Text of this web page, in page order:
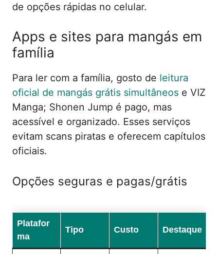
de opções rápidas no celular.
Apps e sites para mangás em
família
Para ler com a família, gosto de leitura
oficial de mangás grátis simultâneos e VIZ
Manga; Shonen Jump é pago, mas
acessível e organizado. Esses serviços
evitam scans piratas e oferecem capítulos
oficiais.
Opções seguras e pagas/grátis
Platafor
ma
Tipo Custo Destaque